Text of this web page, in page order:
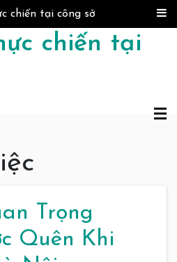
chiến tại công sở
chiến tại
Trọng
Quên Khi